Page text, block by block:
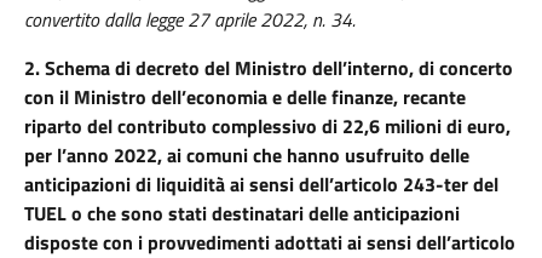
convertito dalla legge 27 aprile 2022, n. 34.
2. Schema di decreto del Ministro dell’interno, di concerto
con il Ministro dell’economia e delle finanze, recante
riparto del contributo complessivo di 22,6 milioni di euro,
per l’anno 2022, ai comuni che hanno usufruito delle
anticipazioni di liquidità ai sensi dell’articolo 243-ter del
TUEL o che sono stati destinatari delle anticipazioni
disposte con i provvedimenti adottati ai sensi dell’articolo